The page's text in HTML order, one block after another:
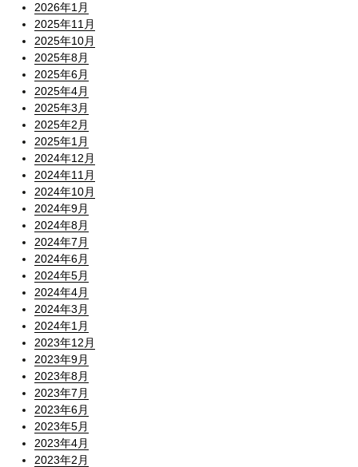
2026年1月
2025年11月
2025年10月
2025年8月
2025年6月
2025年4月
2025年3月
2025年2月
2025年1月
2024年12月
2024年11月
2024年10月
2024年9月
2024年8月
2024年7月
2024年6月
2024年5月
2024年4月
2024年3月
2024年1月
2023年12月
2023年9月
2023年8月
2023年7月
2023年6月
2023年5月
2023年4月
2023年2月